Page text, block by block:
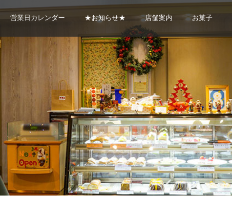
営業日カレンダー ★お知らせ★ 店舗案内 お菓子